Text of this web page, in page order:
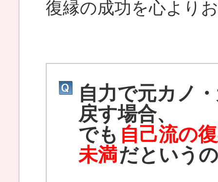
復縁の成功を心より
自力で元カノ
戻す場合、
でも 自己流の
未満だという